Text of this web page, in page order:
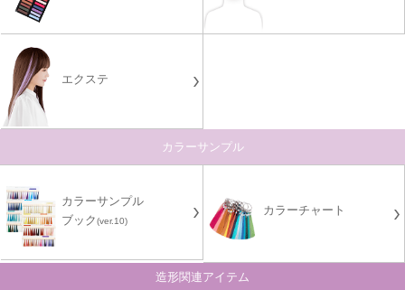
エクステ
カラーサンプル
カラーサンプル
ブック(ver.10)
カラーチャート
造形関連アイテム